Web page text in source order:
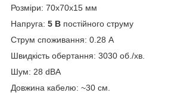
Розміри: 70x70x15 мм
Напруга: 5 В постійного струму
Струм споживання: 0.28 А
Швидкість обертання: 3030 об./хв.
Шум: 28 dBA
Довжина кабелю: ~30 см.